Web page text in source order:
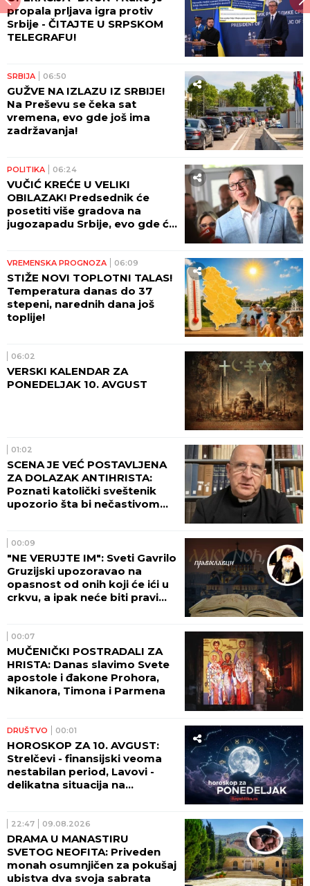
propala prljava igra protiv
Srbije - ČITAJTE U SRPSKOM
TELEGRAFU!
SRBIJA 06:50
GUŽVE NA IZLAZU IZ SRBIJE!
Na Preševu se čeka sat
vremena, evo gde još ima
zadržavanja!
POLITIKA 06:24
VUČIĆ KREĆE U VELIKI
OBILAZAK! Predsednik će
posetiti više gradova na
jugozapadu Srbije, evo gde će
VREMENSKA PROGNOZA 06:09
STIŽE NOVI TOPLOTNI TALAS!
Temperatura danas do 37
stepeni, narednih dana još
toplije!
06:02
VERSKI KALENDAR ZA
PONEDELJAK 10. AVGUST
01:02
SCENA JE VEĆ POSTAVLJENA
ZA DOLAZAK ANTIHRISTA:
Poznati katolički sveštenik
upozorio šta bi nečastivom
00:09
"NE VERUJTE IM": Sveti Gavrilo
Gruzijski upozoravao na
opasnost od onih koji će ići u
crkvu, a ipak neće biti pravi
00:07
MUČENIČKI POSTRADALI ZA
HRISTA: Danas slavimo Svete
apostole i đakone Prohora,
Nikanora, Timona i Parmena
DRUŠTVO 00:01
HOROSKOP ZA 10. AVGUST:
Strelčevi - finansijski veoma
nestabilan period, Lavovi -
delikatna situacija na
22:47 09.08.2026
DRAMA U MANASTIRU
SVETOG NEOFITA: Priveden
monah osumnjičen za pokušaj
ubistva dva svoja sabrata